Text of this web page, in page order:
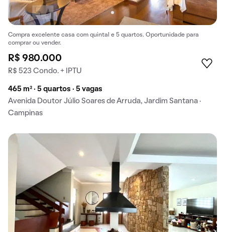
Compra excelente casa com quintal e 5 quartos. Oportunidade para
comprar ou vender.
R$ 980.000
R$ 523 Condo. + IPTU
465 m² · 5 quartos · 5 vagas
Avenida Doutor Júlio Soares de Arruda, Jardim Santana ·
Campinas